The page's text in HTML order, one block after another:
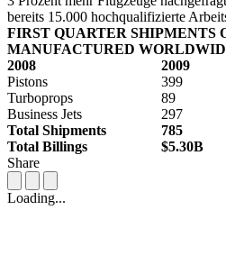
bereits 15.000 hochqualifizierte
FIRST QUARTER SHIPMENTS
MANUFACTURED
2008
2009
Pistons
399
Turboprops
89
Business Jets
297
Total Shipments
785
Total Billings
$5.30B
Share
Loading...